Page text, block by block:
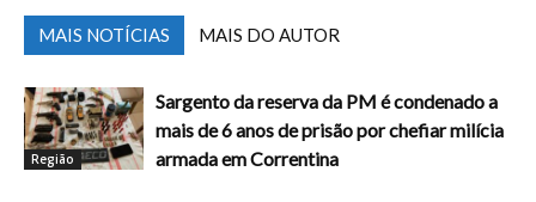
MAIS NOTÍCIAS MAIS DO AUTOR
Região
Sargento da reserva da PM é condenado a
mais de 6 anos de prisão por chefiar milícia
armada em Correntina